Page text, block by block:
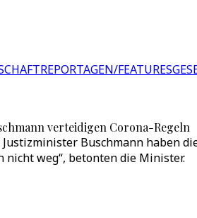
REPORTAGEN/FEATURES
verteidigen Corona-Regeln
Buschmann haben
nicht weg“, betonten die Minister.